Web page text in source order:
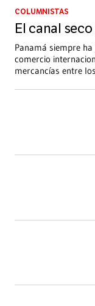
COLUMNISTAS
El canal
Panamá siempre
comercio
mercancías entre